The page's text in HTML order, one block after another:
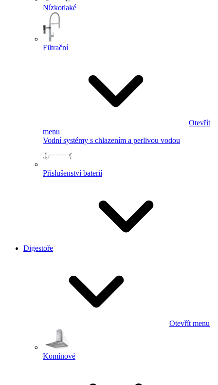
Nízkotlaké
Filtrační
Otevřít
menu
Vodní systémy s chlazením a perlivou vodou
Příslušenství baterií
Digestoře
Otevřít menu
Komínové